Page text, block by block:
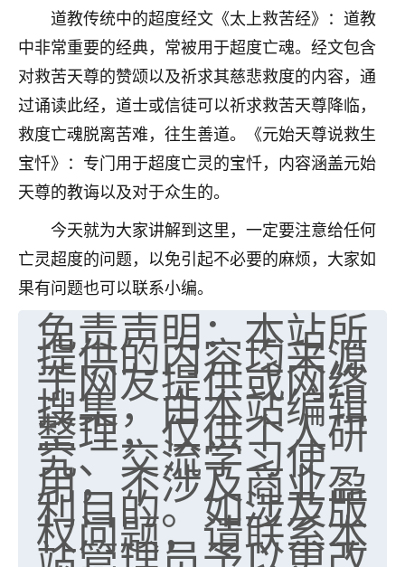
道教传统中的超度经文《太上救苦经》：道教
中非常重要的经典，常被用于超度亡魂。经文包含
对救苦天尊的赞颂以及祈求其慈悲救度的内容，通
过诵读此经，道士或信徒可以祈求救苦天尊降临，
救度亡魂脱离苦难，往生善道。《元始天尊说救生
宝忏》：专门用于超度亡灵的宝忏，内容涵盖元始
天尊的教诲以及对于众生的。
今天就为大家讲解到这里，一定要注意给任何
亡灵超度的问题，以免引起不必要的麻烦，大家如
果有问题也可以联系小编。
免责声明：本站所
提供的内容均来源
于网友提供或网络
搜集，由本站编辑
整理，仅供个人研
究、交流学习使
用，不涉及商业盈
利目的。如涉及版
权问题，请联系本